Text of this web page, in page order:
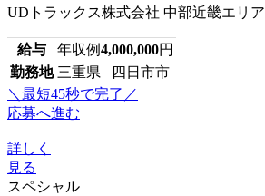
UDトラックス株式会社 中部近畿エリア
給与 年収例4,000,000円
勤務地 三重県 四日市市
＼最短45秒で完了／
応募へ進む
詳しく
見る
スペシャル